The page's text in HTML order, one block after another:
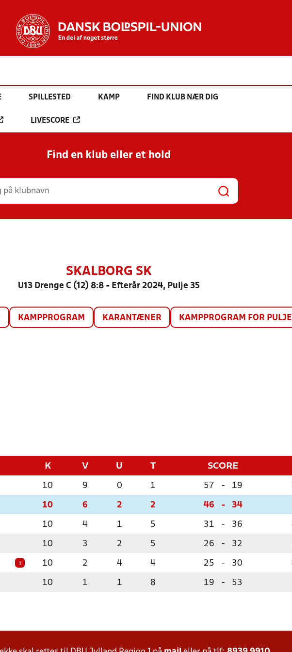
SPILLESTED KAMP FIND KLUB NÆR DIG
LIVESCORE
Find en klub eller et hold
SKALBORG SK
U13 Drenge C (12) 8:8 - Efterår 2024, Pulje 35
KAMPPROGRAM KARANTÆNER KAMPPROGRAM FOR PULJE
K V U T SCORE
10 9 0 1 57 - 19
10 6 2 2 46 - 34
10 4 1 5 31 - 36
10 3 2 5 26 - 32
i 10 2 4 4 25 - 30
10 1 1 8 19 - 53